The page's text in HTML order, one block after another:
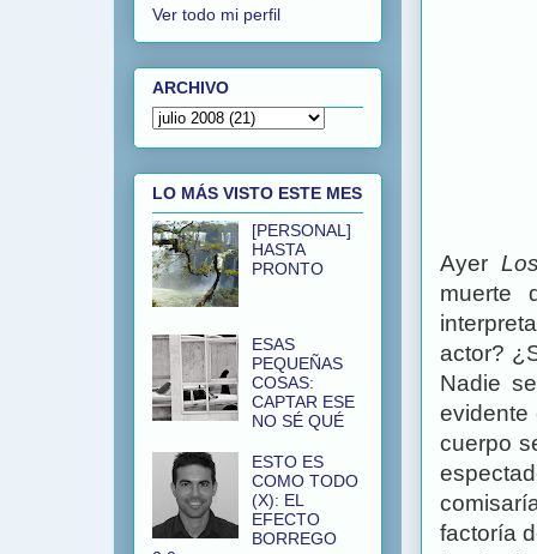
Ayer
muerte
actor?
Nadie
evidente
cuerpo
factoría
Ver todo mi perfil
ARCHIVO
LO MÁS VISTO ESTE MES
[PERSONAL]
HASTA
PRONTO
ESAS
PEQUEÑAS
COSAS:
CAPTAR ESE
NO SÉ QUÉ
ESTO ES
COMO TODO
(X): EL
EFECTO
BORREGO